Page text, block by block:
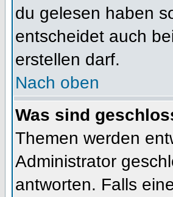
du gelesen haben
entscheidet auch
erstellen darf.
Nach oben
Was sind
Themen werden
Administrator
antworten. Falls